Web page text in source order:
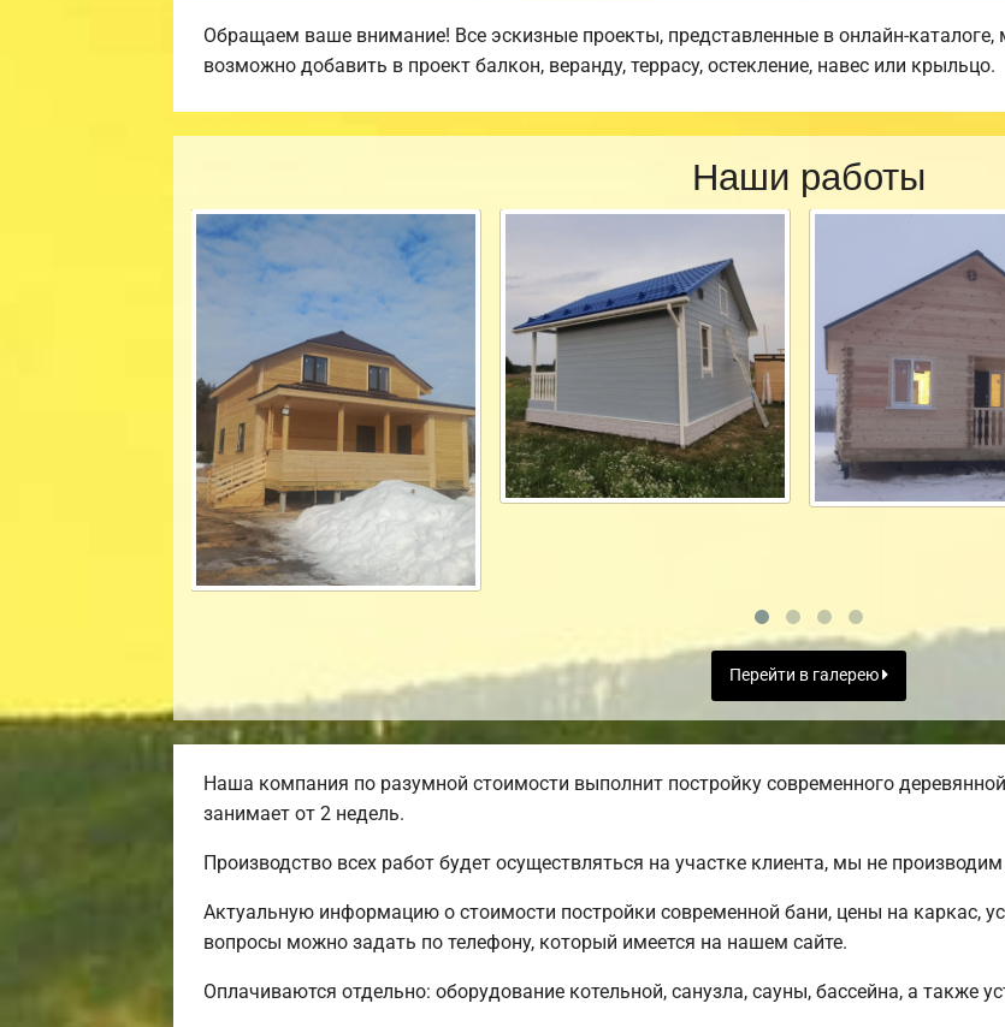
Обращаем ваше внимание! Все эскизные проекты, представленные в онлайн-
возможно добавить в проект балкон, веранду, террасу, остекление, навес или крыльцо.
Наши работы
Перейти в галерею
Наша компания по разумной стоимости выполнит постройку современного
занимает от 2 недель.
Производство всех работ будет осуществляться на участке клиента, мы не
Актуальную информацию о стоимости постройки современной бани, цены на каркас,
вопросы можно задать по телефону, который имеется на нашем сайте.
Оплачиваются отдельно: оборудование котельной, санузла, сауны, бассейна, а также